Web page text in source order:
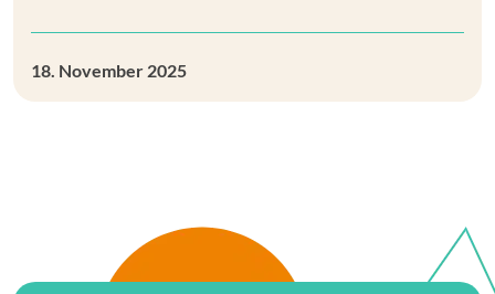
18. November 2025